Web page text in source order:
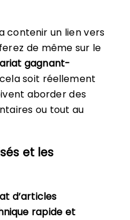
contenir un lien vers
de même sur le
gagnant-
soit réellement
aborder des
ou tout au
et les
d’articles
rapide et